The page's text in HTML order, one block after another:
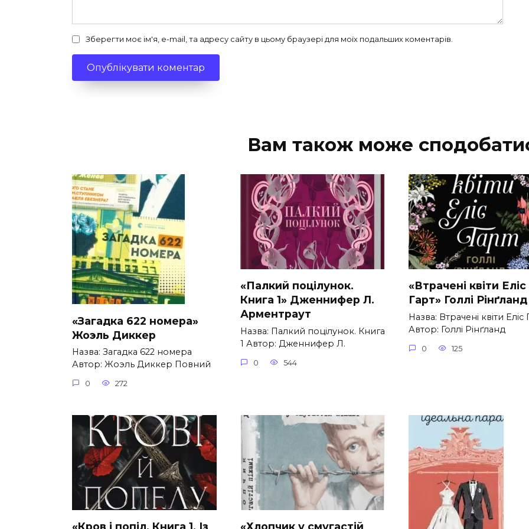
Зберегти моє ім'я, e-mail, та адресу сайту в цьому браузері для моїх подальших коментарів.
Вам також може
«Загадка 622 номера»
Жоэль Диккер
Назва: Загадка 622 номера
Автор: Жоэль Диккер Повний
0 272
«Палкий поцілунок.
Книга 1» Дженнифер Л.
Арментраут
Назва: Палкий поцілунок. Книга
1 Автор: Дженнифер Л.
0 544
«Втрачені квіти Еліс
Гарт» Голлі Рінґланд
Назва: Втрачені квіти Еліс
Автор: Голлі Рінґланд
0 125
«Кров і попіл. Книга 1. Із «Хлопчик у смугастій